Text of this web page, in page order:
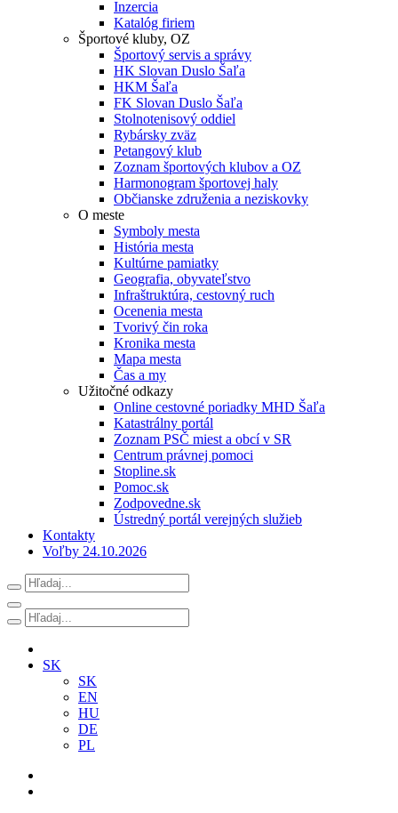
Inzercia
Katalóg firiem
Športové kluby, OZ
Športový servis a správy
HK Slovan Duslo Šaľa
HKM Šaľa
FK Slovan Duslo Šaľa
Stolnotenisový oddiel
Rybársky zväz
Petangový klub
Zoznam športových klubov a OZ
Harmonogram športovej haly
Občianske združenia a neziskovky
O meste
Symboly mesta
História mesta
Kultúrne pamiatky
Geografia, obyvateľstvo
Infraštruktúra, cestovný ruch
Ocenenia mesta
Tvorivý čin roka
Kronika mesta
Mapa mesta
Čas a my
Užitočné odkazy
Online cestovné poriadky MHD Šaľa
Katastrálny portál
Zoznam PSČ miest a obcí v SR
Centrum právnej pomoci
Stopline.sk
Pomoc.sk
Zodpovedne.sk
Ústredný portál verejných služieb
Kontakty
Voľby 24.10.2026
SK
SK
EN
HU
DE
PL